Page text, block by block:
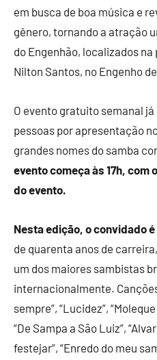
em busca de boa música e
gênero, tornando a atração
do Engenhão, localizados
Nilton Santos, no Engenho
O evento gratuito semanal já
pessoas por apresentação
grandes nomes do samba
evento começa às 17h, com
do evento.
Nesta edição, o convidado
de quarenta anos de
um dos maiores sambistas
internacionalmente.
sempre”, “Lucidez”,
“De Sampa a São Luiz”,
festejar”, “Enredo do meu